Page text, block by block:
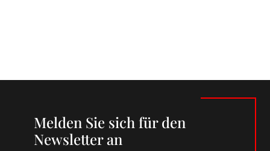
Melden Sie sich für den
Newsletter an